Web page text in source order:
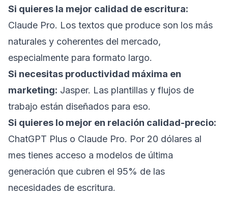
Si quieres la mejor calidad de escritura:
Claude Pro. Los textos que produce son los más
naturales y coherentes del mercado,
especialmente para formato largo.
Si necesitas productividad máxima en
marketing: Jasper. Las plantillas y flujos de
trabajo están diseñados para eso.
Si quieres lo mejor en relación calidad-precio:
ChatGPT Plus o Claude Pro. Por 20 dólares al
mes tienes acceso a modelos de última
generación que cubren el 95% de las
necesidades de escritura.